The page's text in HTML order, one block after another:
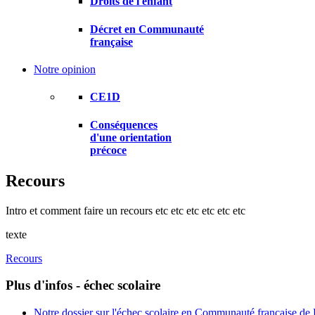
Décret en Communauté
française
Notre opinion
CE1D
Conséquences
d'une orientation
précoce
Recours
Intro et comment faire un recours etc etc etc etc etc etc
texte
Recours
Plus d'infos - échec scolaire